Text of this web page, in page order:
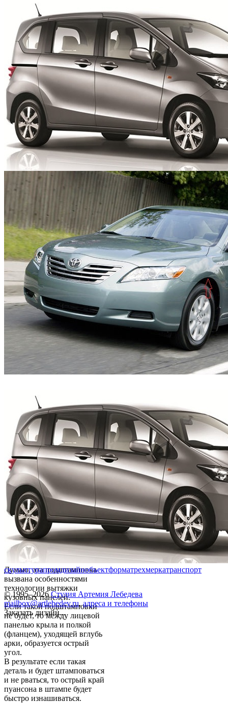
Думаю, эта подштамповка
вызвана особенностями
технологии вытяжки
кузовных панелей.
Если такой подштамповки
не будет, то между лицевой
панелью крыла и полкой
(фланцем), уходящей вглубь
арки, образуется острый
угол.
В результате если такая
деталь и будет штамповаться
и не рваться, то острый край
пуансона в штампе будет
быстро изнашиваться.
скульптурапромдизайнобъектформатрехмеркатранспорт
© 1995–2026 Студия Артемия Лебедева
mailbox@artlebedev.ru, адреса и телефоны
Заказать дизайн...